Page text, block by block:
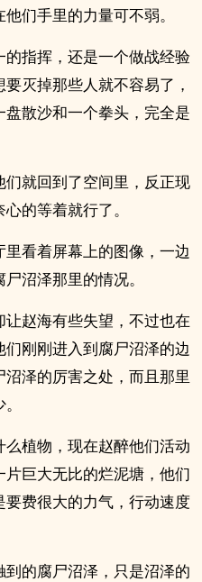
们手里的力量可不弱。
指挥，还是一个做战经验
灭掉那些人就不容易了，
散沙和一个拳头，完全是
就回到了空间里，反正现
的等着就行了。
看着屏幕上的图像，一边
沼泽那里的情况。
赵海有些失望，不过也在
刚刚进入到腐尸沼泽的边
泽的厉害之处，而且那里
植物，现在赵醉他们活动
巨大无比的烂泥塘，他们
费很大的力气，行动速度
的腐尸沼泽，只是沼泽的